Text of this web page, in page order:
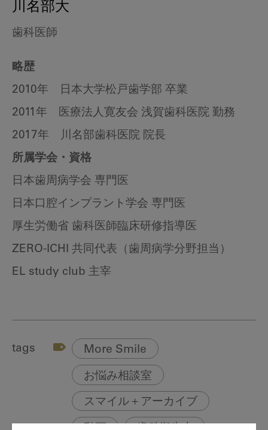
川名部大
歯科医師
略歴
2010年 日本大学松戸歯学部 卒業
2011年 医療法人寛友会 浅賀歯科医院 勤務
2017年 川名部歯科医院 院長
所属学会・資格
日本歯周病学会 専門医
日本口腔インプラント学会 専門医
厚生労働省 歯科医師臨床研修指導医
ZERO-ICHI 共同代表（歯周病学分野担当）
EL study club 主宰
tags More Smile
お悩み相談室
スマイル＋アーカイブ